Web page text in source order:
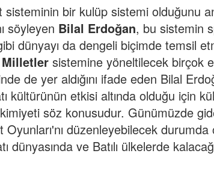
sisteminin bir kulüp sistemi olduğunu
söyleyen Bilal Erdoğan, bu sistemin
dünyayı da dengeli biçimde temsil
sistemine yöneltilecek birçok
de yer aldığını ifade eden Bilal
kültürünün etkisi altında olduğu için
söz konusudur. Günümüzde
düzenleyebilecek
dünyasında ve Batılı ülkelerde